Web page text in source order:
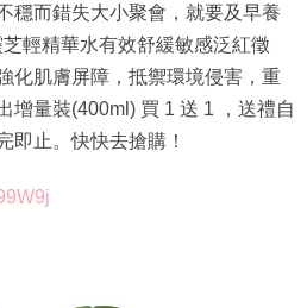
穩而錯失大小聚會，就要及早養
輕精華水有效舒緩敏感泛紅徵
化肌膚屏障，抵禦環境侵害，重
增量裝(400ml) 買 1 送 1 ，送禮自
即止。快快去搶購！